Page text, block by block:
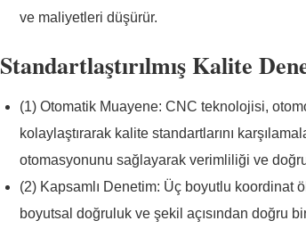
ve maliyetleri düşürür.
Standartlaştırılmış Kalite
(1) Otomatik Muayene: CNC teknolojisi,
kolaylaştırarak kalite standartlarını
otomasyonunu sağlayarak verimliliği ve
(2) Kapsamlı Denetim: Üç boyutlu
boyutsal doğruluk ve şekil açısından doğru